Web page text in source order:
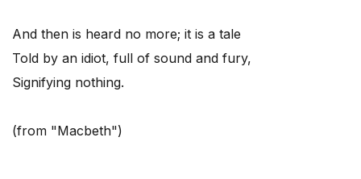
And then is heard no more; it is a tale
Told by an idiot, full of sound and fury,
Signifying nothing.
(from "Macbeth")